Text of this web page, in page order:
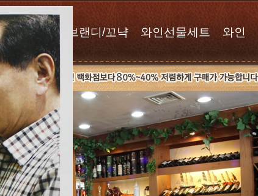
위스키 브랜디/꼬냑 와인선물세트 와인